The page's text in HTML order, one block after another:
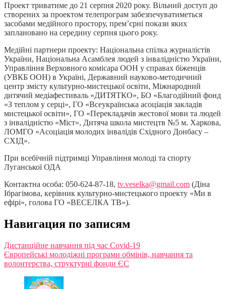
Проект триватиме до 21 серпня 2020 року. Вільний доступ до
створених за проектом телепрограм забезпечуватиметься
засобами медійного простору, прем’єрні покази яких
заплановано на середину серпня цього року.
Медійні партнери проекту: Національна спілка журналістів
України, Національна Асамблея людей з інвалідністю України,
Управління Верховного комісара ООН у справах біженців
(УВКБ ООН) в Україні, Державний науково-методичний
центр змісту культурно-мистецької освіти, Міжнародний
дитячий медіафестиваль «ДИТЯТКО», БО «Благодійний фонд
«З теплом у серці», ГО «Всеукраїнська асоціація закладів
мистецької освіти», ГО «Перекладачів жестової мови та людей
з інвалідністю «Міст», Дитяча школа мистецтв №5 м. Харкова,
ЛОМГО «Асоціація молодих інвалідів Східного Донбасу –
СХІД».
При всебічній підтримці Управлiння молодi та спорту
Луганської ОДА
Контактна особа: 050-624-87-18, tv.veselka@gmail.com (Діна
Ібрагімова, керівник культурно-мистецького проекту «Ми в
ефірі», голова ГО «ВЕСЕЛКА ТВ»).
Навигация по записям
Дистанційне навчання під час Covid-19
Європейські молодіжні програми обмінів, навчання та
волонтерства, структурні фонди ЄС